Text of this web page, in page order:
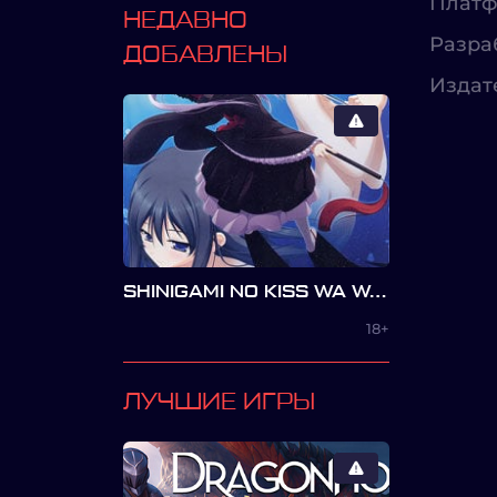
НЕДАВНО
ДОБАВЛЕНЫ
SHINIGAMI NO KISS WA WAKARE NO AJI
18+
ЛУЧШИЕ ИГРЫ